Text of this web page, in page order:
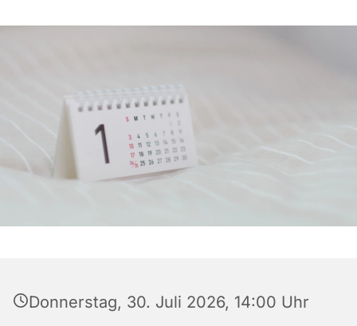
Donnerstag, 30. Juli 2026, 14:00 Uhr